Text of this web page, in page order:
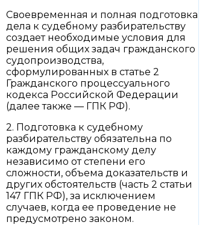
Своевременная и полная подготовка
дела к судебному разбирательству
создает необходимые условия для
решения общих задач гражданского
судопроизводства,
сформулированных в статье 2
Гражданского процессуального
кодекса Российской Федерации
(далее также — ГПК РФ).
2. Подготовка к судебному
разбирательству обязательна по
каждому гражданскому делу
независимо от степени его
сложности, объема доказательств и
других обстоятельств (часть 2 статьи
147 ГПК РФ), за исключением
случаев, когда ее проведение не
предусмотрено законом.